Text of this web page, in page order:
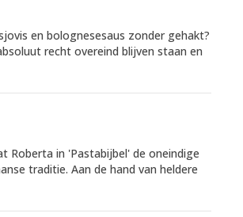
en bolognesesaus zonder gehakt?
recht overeind blijven staan en
Roberta in 'Pastabijbel' de oneindige
traditie. Aan de hand van heldere